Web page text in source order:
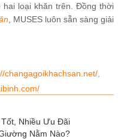
loại khăn trên. Đồng thời
, MUSES luôn sẵn sàng giải
changagoikhachsan.net/,
Tốt, Nhiều Ưu Đãi
Nằm Nào?